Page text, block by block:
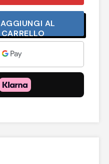
AGGIUNGI AL
CARRELLO